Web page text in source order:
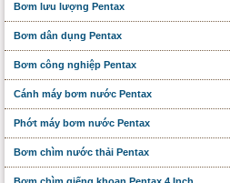
Bơm lưu lượng Pentax
Bơm dân dụng Pentax
Bơm công nghiệp Pentax
Cánh máy bơm nước Pentax
Phớt máy bơm nước Pentax
Bơm chìm nước thải Pentax